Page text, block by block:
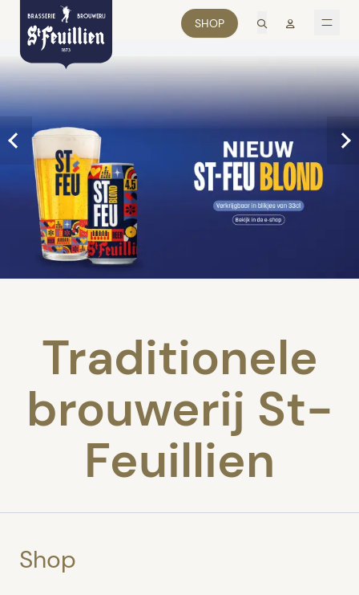
SHOP zoekMon
Traditionele
brouwerij St-
Feuillien
Shop